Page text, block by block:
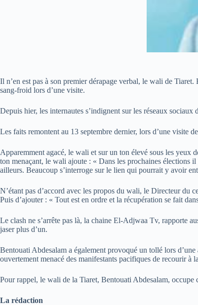
Il n’en est pas à son premier dérapage verbal, le wali de
sang-froid lors d’une visite.
Depuis hier, les internautes s’indignent sur les réseaux
Les faits remontent au 13 septembre dernier, lors d’une visite
Apparemment agacé, le wali et sur un ton élevé sous les yeux
ton menaçant, le wali ajoute : « Dans les prochaines élections
ailleurs. Beaucoup s’interroge sur le lien qui pourrait y avoir
N’étant pas d’accord avec les propos du wali, le Directeur du
Puis d’ajouter : « Tout est en ordre et la récupération se fait
Le clash ne s’arrête pas là, la chaine El-Adjwaa Tv, rapporte
jaser plus d’un.
Bentouati Abdesalam a également provoqué un tollé lors
ouvertement menacé des manifestants pacifiques de recourir
Pour rappel, le wali de la Tiaret, Bentouati Abdesalam, occupe
La rédaction